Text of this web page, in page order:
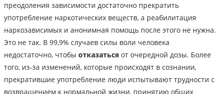
преодоления зависимости достаточно прекратить
употребление наркотических веществ, а реабилитация
наркозависимых и анонимная помощь после этого не нужна.
Это не так. В 99,9% случаев силы воли человека
недостаточно, чтобы отказаться от очередной дозы. Более
того, из-за изменений, которые происходят в сознании,
прекратившие употребление люди испытывают трудности с
возвращением к нормальной жизни, принятию общих